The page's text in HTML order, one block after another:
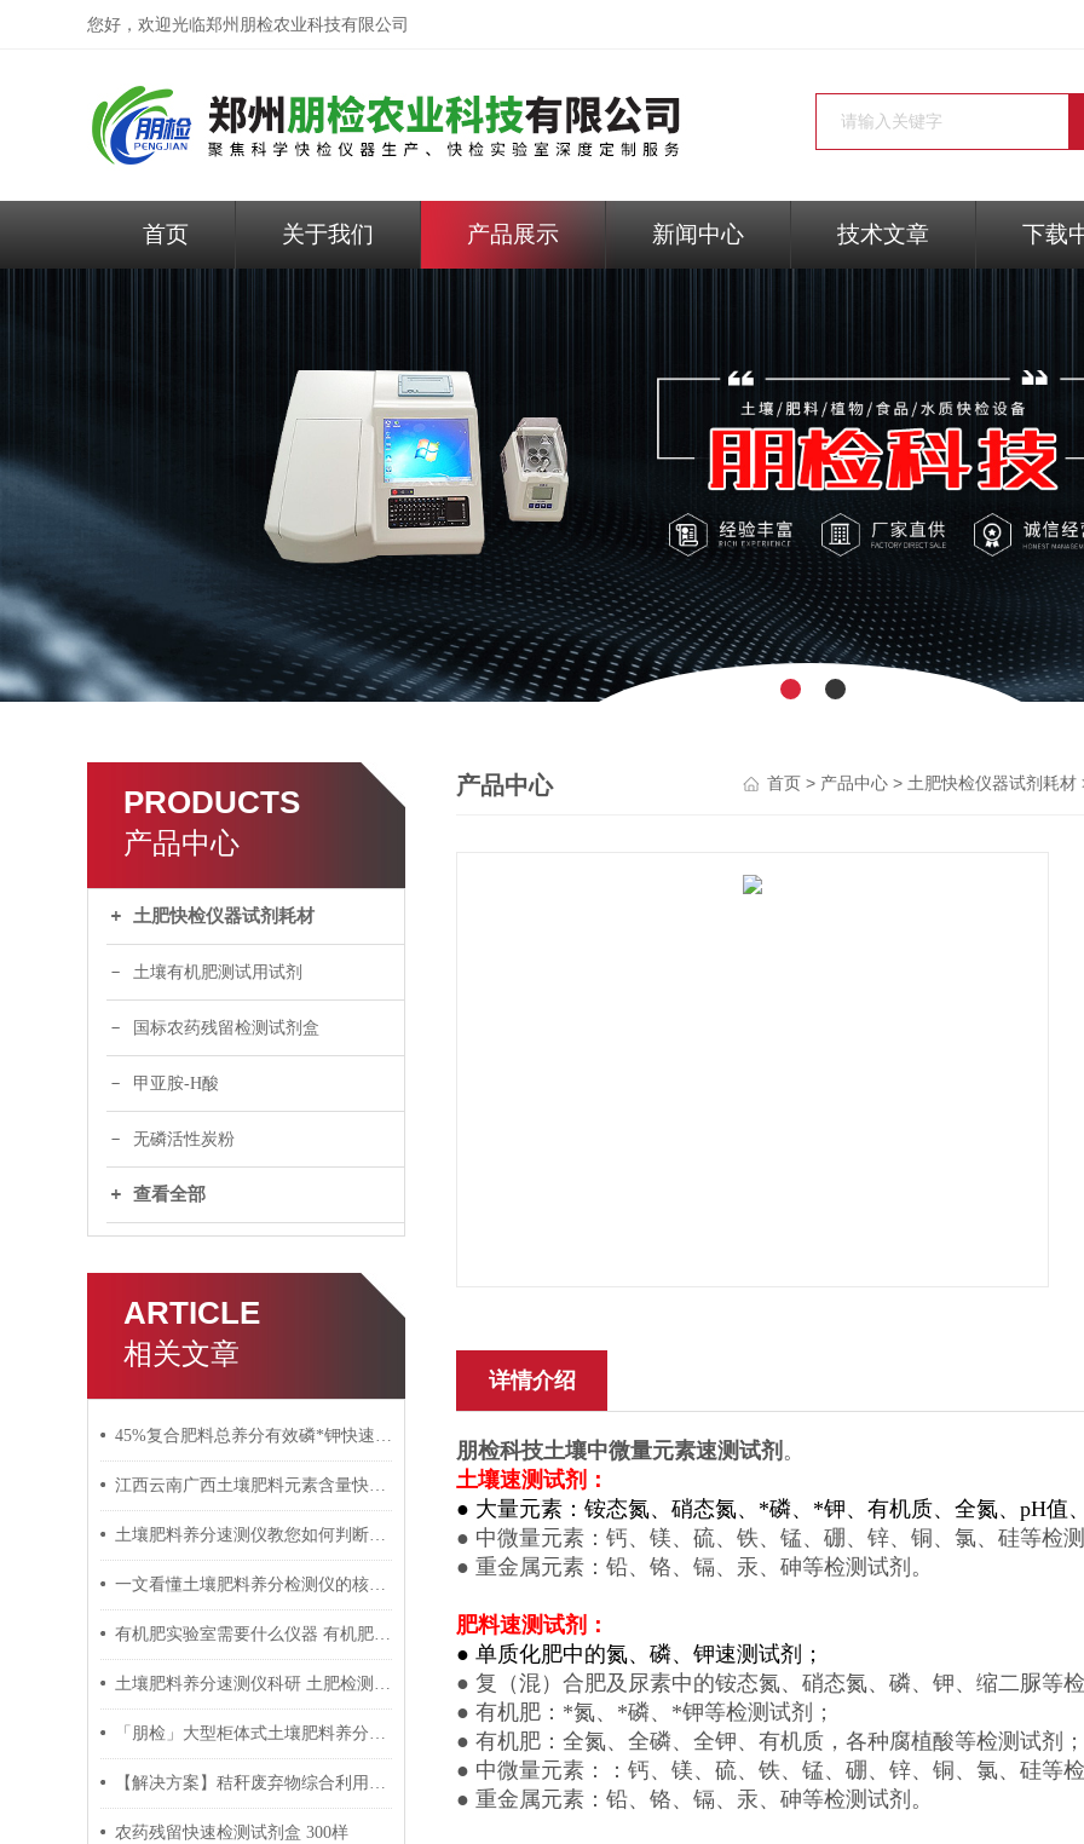
您好，欢迎光临郑州朋检农业科技有限公司
首页 关于我们 产品展示 新闻中心 技术文章 下载
PRODUCTS
产品中心
土肥快检仪器试剂耗材
土壤有机肥测试用试剂
国标农药残留检测试剂盒
甲亚胺-H酸
无磷活性炭粉
查看全部
ARTICLE
相关文章
45%复合肥料总养分有效磷*钾快速检测仪
江西云南广西土壤肥料元素含量快速检测仪/生产厂家
土壤肥料养分速测仪教您如何判断土壤肥力
一文看懂土壤肥料养分检测仪的核心指标与精度
有机肥实验室需要什么仪器 有机肥实验仪器 有机肥实验室仪器清单
土壤肥料养分速测仪科研 土肥检测厂家
「朋检」大型柜体式土壤肥料养分检测仪 功能测评
【解决方案】秸秆废弃物综合利用堆肥有机肥实验室检测仪器设备
农药残留快速检测试剂盒 300样
产品中心 首页 > 产品中心 > 土肥快检仪器试剂耗材
详情介绍
朋检科技土壤中微量元素速测试剂 。
土壤速测试剂：
● 大量元素：铵态氮、硝态氮、*磷、*钾、有机质、全氮、pH值
● 中微量元素：钙、镁、硫、铁、锰、硼、锌、铜、氯、硅等检
● 重金属元素：铅、铬、镉、汞、砷等检测试剂。
肥料速测试剂：
● 单质化肥中的氮、磷、钾速测试剂；
● 复（混）合肥及尿素中的铵态氮、硝态氮、磷、钾、缩二脲等
● 有机肥：*氮、*磷、*钾等检测试剂；
● 有机肥：全氮、全磷、全钾、有机质，各种腐植酸等检测试剂；
● 中微量元素：：钙、镁、硫、铁、锰、硼、锌、铜、氯、硅等
● 重金属元素：铅、铬、镉、汞、砷等检测试剂。